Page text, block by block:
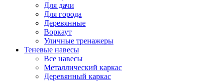
Для дачи
Для города
Деревянные
Воркаут
Уличные тренажеры
Теневые навесы
Все навесы
Металлический каркас
Деревянный каркас